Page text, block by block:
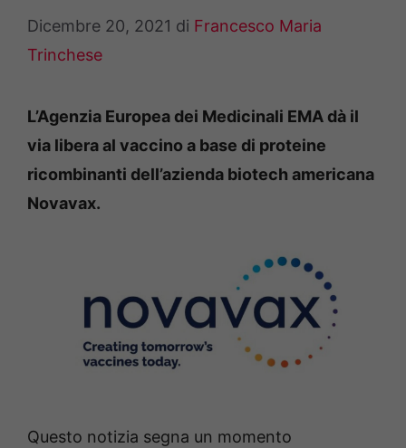
Dicembre 20, 2021 di Francesco Maria
Trinchese
L’Agenzia Europea dei Medicinali EMA dà il
via libera al vaccino a base di proteine
ricombinanti dell’azienda biotech americana
Novavax.
Questo notizia segna un momento